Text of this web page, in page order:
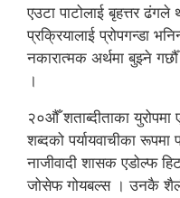
एउटा पाटोलाई बृहत्तर ढंगले
प्रक्रियालाई प्रोपगन्डा
नकारात्मक अर्थमा बुझ्ने
।
२०औँ शताब्दीताका युरोपमा
शब्दको पर्यायवाचीका रूपमा
नाजीवादी शासक एडोल्फ
जोसेफ गोयबल्स । उनकै